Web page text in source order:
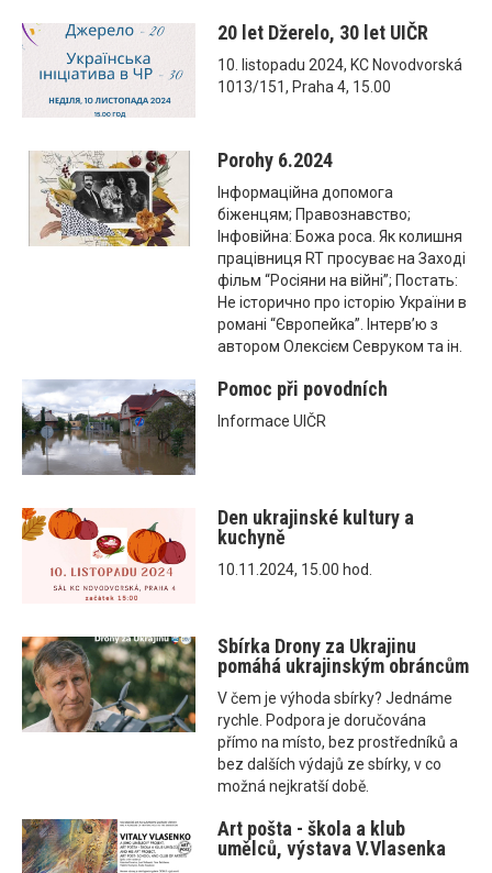
20 let Džerelo, 30 let UIČR
10. listopadu 2024, KC Novodvorská
1013/151, Praha 4, 15.00
Porohy 6.2024
Інформаційна допомога
біженцям; Правознавство;
Інфовійна: Божа роса. Як колишня
працівниця RT просуває на Заході
фільм “Росіяни на війні”; Постать:
Не історично про історію України в
романі “Європейка”. Інтерв’ю з
автором Олексієм Севруком та ін.
Pomoc při povodních
Informace UIČR
Den ukrajinské kultury a
kuchyně
10.11.2024, 15.00 hod.
Sbírka Drony za Ukrajinu
pomáhá ukrajinským obráncům
V čem je výhoda sbírky? Jednáme
rychle. Podpora je doručována
přímo na místo, bez prostředníků a
bez dalších výdajů ze sbírky, v co
možná nejkratší době.
Art pošta - škola a klub
umělců, výstava V.Vlasenka